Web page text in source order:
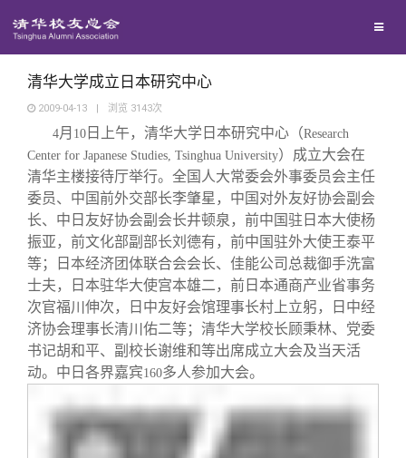
地区联络
年级联络
院系校友工作
专业委员会
兴趣群体
西南联大校友会
回馈母校
捐赠项目
捐赠新闻
捐赠纪事
捐赠方法
义工计划
媒体平台
《清华校友通讯》
《水木清华》
我要订阅
新媒体平台
百年清华
清华人物
清华故事
青春风采
校友文苑
校友服务
终身学习
信息化服务
三创大赛
校友总会
总会简介
会长致辞
关闭
清华大学成立日本研究中心
2009-04-13 | 浏览 3143次
4月 10 日上午，清华大学日本研究中心（Research
Center for Japanese Studies, Tsinghua University）成立大会在
清华主楼接待厅举行。全国人大常委会外事委员会主任
委员、中国前外交部长李肇星，中国对外友好协会副会
长、中日友好协会副会长井顿泉，前中国驻日本大使杨
振亚，前文化部副部长刘德有，前中国驻外大使王泰平
等；日本经济团体联合会会长、佳能公司总裁御手洗富
士夫，日本驻华大使宫本雄二，前日本通商产业省事务
次官福川伸次，日中友好会馆理事长村上立躬，日中经
济协会理事长清川佑二等；清华大学校长顾秉林、党委
书记胡和平、副校长谢维和等出席成立大会及当天活
动。中日各界嘉宾160多人参加大会。